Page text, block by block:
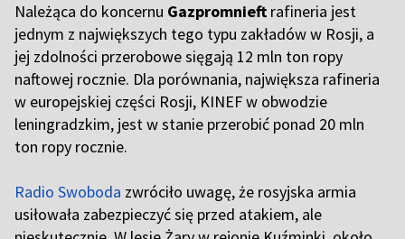
Należąca do koncernu Gazpromnieft rafineria jest
jednym z największych tego typu zakładów w Rosji, a
jej zdolności przerobowe sięgają 12 mln ton ropy
naftowej rocznie. Dla porównania, największa rafineria
w europejskiej części Rosji, KINEF w obwodzie
leningradzkim, jest w stanie przerobić ponad 20 mln
ton ropy rocznie.
Radio Swoboda zwróciło uwagę, że rosyjska armia
usiłowała zabezpieczyć się przed atakiem, ale